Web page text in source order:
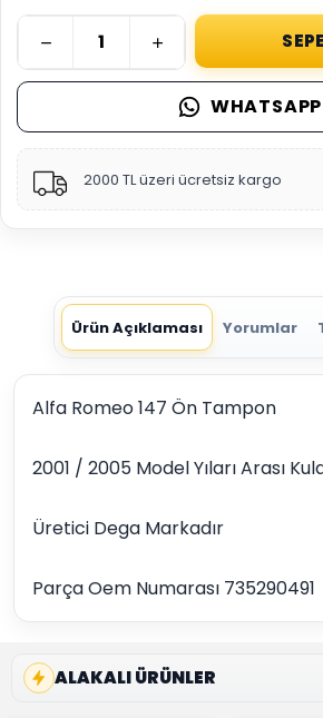
WHATSAPP
2000 TL üzeri ücretsiz kargo
Ürün Açıklaması Yorumlar
Alfa Romeo 147 Ön Tampon
2001 / 2005 Model Yıları Arası
Üretici Dega Markadır
Parça Oem Numarası 735290491
ALAKALI ÜRÜNLER